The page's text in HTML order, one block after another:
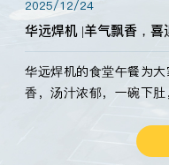
2025/12/24
华远焊机 |羊气飘香，喜
华远焊机的食堂午餐为
香，汤汁浓郁，一碗下